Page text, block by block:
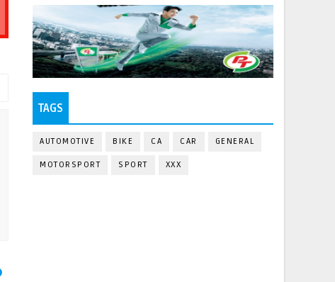
TAGS
AUTOMOTIVE BIKE CA CAR GENERAL
MOTORSPORT SPORT XXX